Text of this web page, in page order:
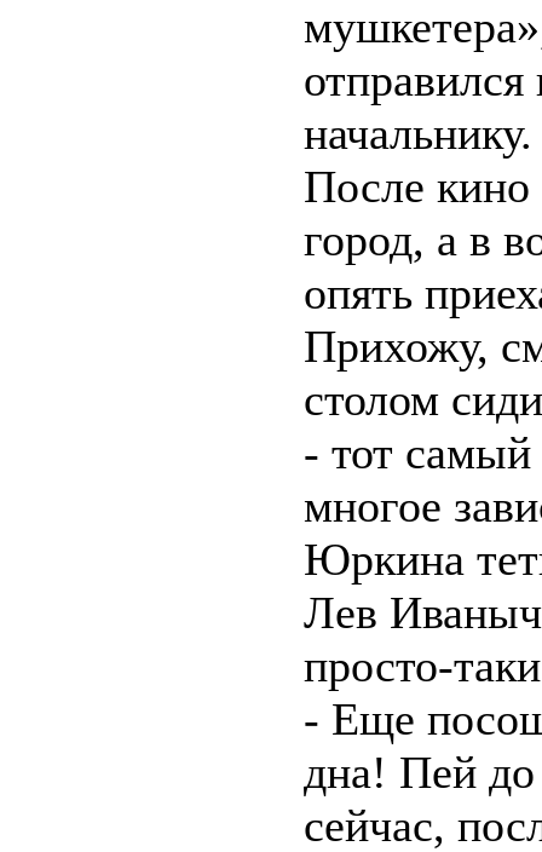
начальнику.
После кино
город, а в
опять
Прихожу,
столом
- тот самый
многое
Юркина
Лев Иваныч
просто-
- Еще
дна! Пей
сейчас,